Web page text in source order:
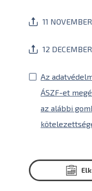
11 NOVEMBER
12 DECEMBER
Az
ÁSZF-et
az alábbi